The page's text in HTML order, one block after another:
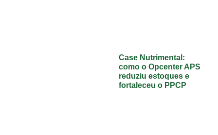
Case Nutrimental:
como o Opcenter APS
reduziu estoques e
fortaleceu o PPCP